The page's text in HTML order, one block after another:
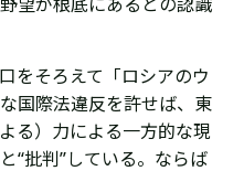
望が根底にあるとの認識
をそろえて「ロシアのウ
国際法違反を許せば、東
る）力による一方的な現
“批判”している。ならば